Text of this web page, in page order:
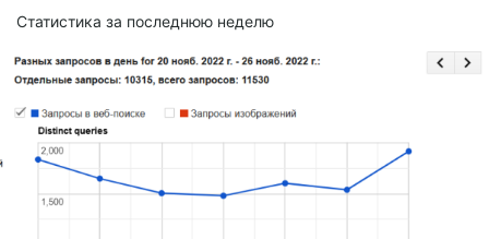
Статистика за последнюю неделю